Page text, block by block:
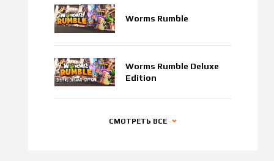
Worms Rumble
Worms Rumble Deluxe
Edition
СМОТРЕТЬ ВСЕ